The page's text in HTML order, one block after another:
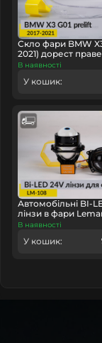
некоректної
світловода
заощадить ваш
Скло фари BMW X3
2021) дорест праве
В наявності
У кошик:
Автомобільні BI-
лінзи в фари
вантажних авто
В наявності
У кошик: